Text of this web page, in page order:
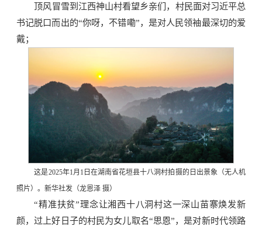
顶风冒雪到江西神山村看望乡亲们，村民面对习近平总
书记脱口而出的“你呀，不错嘞”，是对人民领袖最深切的爱
戴；
这是2025年1月1日在湖南省花垣县十八洞村拍摄的日出景象（无人机
照片）。新华社发（龙恩泽 摄）
“精准扶贫”理念让湘西十八洞村这一深山苗寨焕发新
颜，过上好日子的村民为女儿取名“思恩”，是对新时代领路